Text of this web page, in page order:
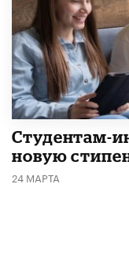
Студентам-
новую
24 МАРТА